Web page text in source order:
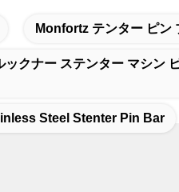
Monfortz テンター ピン
ックナー ステンター マシン
Steel Stenter Pin Bar